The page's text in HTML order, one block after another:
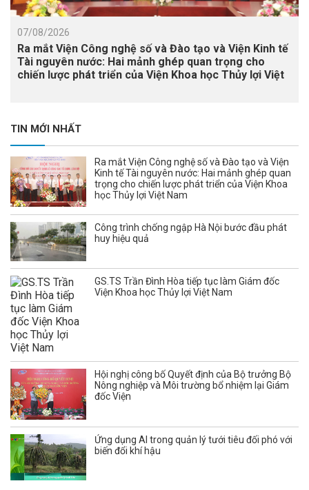
07/08/2026
Ra mắt Viện Công nghệ số và Đào tạo và Viện Kinh tế
Tài nguyên nước: Hai mảnh ghép quan trọng cho
chiến lược phát triển của Viện Khoa học Thủy lợi Việt
TIN MỚI NHẤT
Ra mắt Viện Công nghệ số và Đào tạo và Viện
Kinh tế Tài nguyên nước: Hai mảnh ghép quan
trọng cho chiến lược phát triển của Viện Khoa
học Thủy lợi Việt Nam
Công trình chống ngập Hà Nội bước đầu phát
huy hiệu quả
GS.TS Trần Đình Hòa tiếp tục làm Giám đốc
Viện Khoa học Thủy lợi Việt Nam
Hội nghị công bố Quyết định của Bộ trưởng Bộ
Nông nghiệp và Môi trường bổ nhiệm lại Giám
đốc Viện
Ứng dụng AI trong quản lý tưới tiêu đối phó với
biến đổi khí hậu